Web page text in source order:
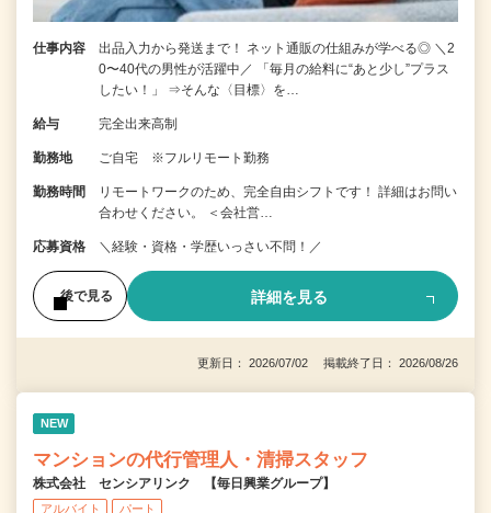
仕事内容
出品入力から発送まで！ ネット通販の仕組みが学べる◎ ＼2
0〜40代の男性が活躍中／ 「毎月の給料に“あと少し”プラス
したい！」 ⇒そんな〈目標〉を…
給与 完全出来高制
勤務地 ご自宅 ※フルリモート勤務
勤務時間
リモートワークのため、完全自由シフトです！ 詳細はお問い
合わせください。 ＜会社営…
応募資格 ＼経験・資格・学歴いっさい不問！／
後で見る 詳細を見る
更新日： 2026/07/02 掲載終了日： 2026/08/26
NEW
マンションの代行管理人・清掃スタッフ
株式会社 センシアリンク 【毎日興業グループ】
アルバイト パート